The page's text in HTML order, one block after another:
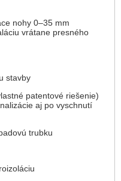
nohy 0–35 mm
vrátane presného
stavby
patentové riešenie)
aj po vyschnutí
trubku